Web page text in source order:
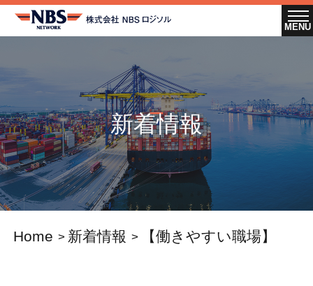
新着情報
Home 新着情報 【働きやすい職場】